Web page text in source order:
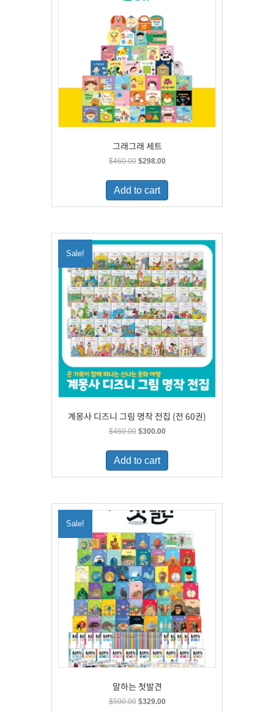
그래그래 세트
$460.00 Original
was:
$460.00.
$298.00Current
is:
Add to cart
Sale!
계몽사 디즈니 그림 명작 전집 (전 60권)
$460.00 Original
was:
$460.00.
$300.00Current
is:
Add to cart
Sale!
말하는 첫발견
$500.00 Original
$329.00Current